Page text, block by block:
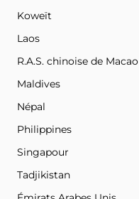
Koweït
Laos
R.A.S. chinoise de Macao
Maldives
Népal
Philippines
Singapour
Tadjikistan